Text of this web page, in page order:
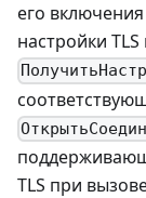
его
настройки
TLS при